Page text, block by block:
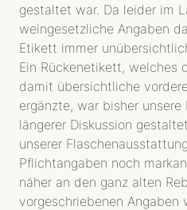
gestaltet war. Da leider im
weingesetzliche Angaben
Etikett immer
Ein Rückenetikett, welches
damit übersichtliche
ergänzte, war bisher unsere
längerer Diskussion
unserer
Pflichtangaben noch
näher an den ganz alten
vorgeschriebenen Angaben